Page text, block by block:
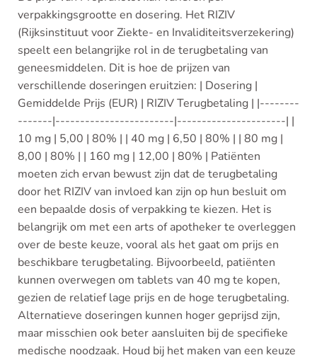
verpakkingsgrootte en dosering. Het RIZIV
(Rijksinstituut voor Ziekte- en Invaliditeitsverzekering)
speelt een belangrijke rol in de terugbetaling van
geneesmiddelen. Dit is hoe de prijzen van
verschillende doseringen eruitzien: | Dosering |
Gemiddelde Prijs (EUR) | RIZIV Terugbetaling | |--------
-------|------------------------|----------------------| |
10 mg | 5,00 | 80% | | 40 mg | 6,50 | 80% | | 80 mg |
8,00 | 80% | | 160 mg | 12,00 | 80% | Patiënten
moeten zich ervan bewust zijn dat de terugbetaling
door het RIZIV van invloed kan zijn op hun besluit om
een bepaalde dosis of verpakking te kiezen. Het is
belangrijk om met een arts of apotheker te overleggen
over de beste keuze, vooral als het gaat om prijs en
beschikbare terugbetaling. Bijvoorbeeld, patiënten
kunnen overwegen om tablets van 40 mg te kopen,
gezien de relatief lage prijs en de hoge terugbetaling.
Alternatieve doseringen kunnen hoger geprijsd zijn,
maar misschien ook beter aansluiten bij de specifieke
medische noodzaak. Houd bij het maken van een keuze